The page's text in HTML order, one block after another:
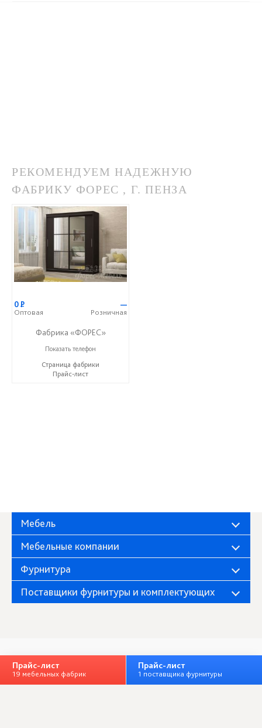
РЕКОМЕНДУЕМ НАДЕЖНУЮ
ФАБРИКУ ФОРЕС , Г. ПЕНЗА
0Р
Оптовая
—
Розничная
Фабрика «ФОРЕС»
+7 (8412) 73-85-16
Показать телефон
Страница фабрики
Прайс-лист
Мебель
Мебельные компании
Фурнитура
Поставщики фурнитуры и комплектующих
Фабрика «Миндаль» О компании
Прайс-лист
19 мебельных фабрик
Прайс-лист
1 поставщика фурнитуры